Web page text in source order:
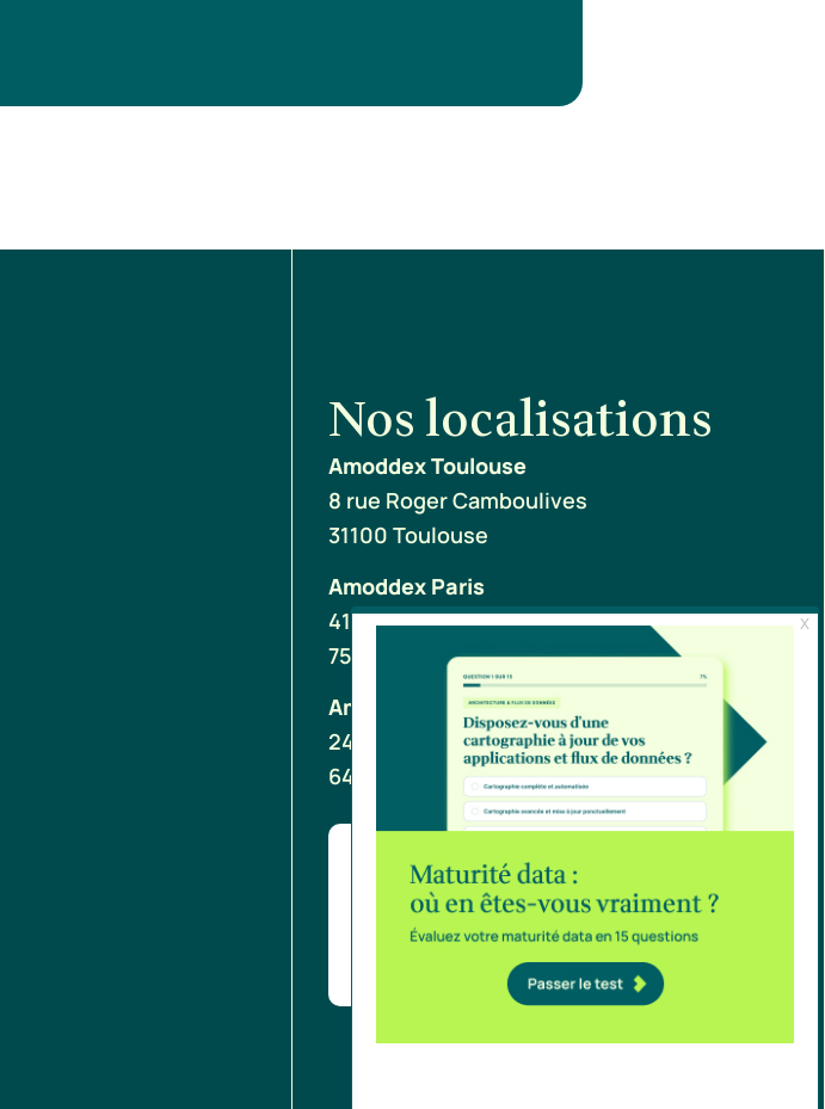
Nos localisations
Amoddex Toulouse
8 rue Roger Camboulives
31100 Toulouse
Amoddex Paris
41 Av. de la Grande Armée
75016 Paris
Amoddex Pau
24 Rue Johannes Kepler
64000 Pau